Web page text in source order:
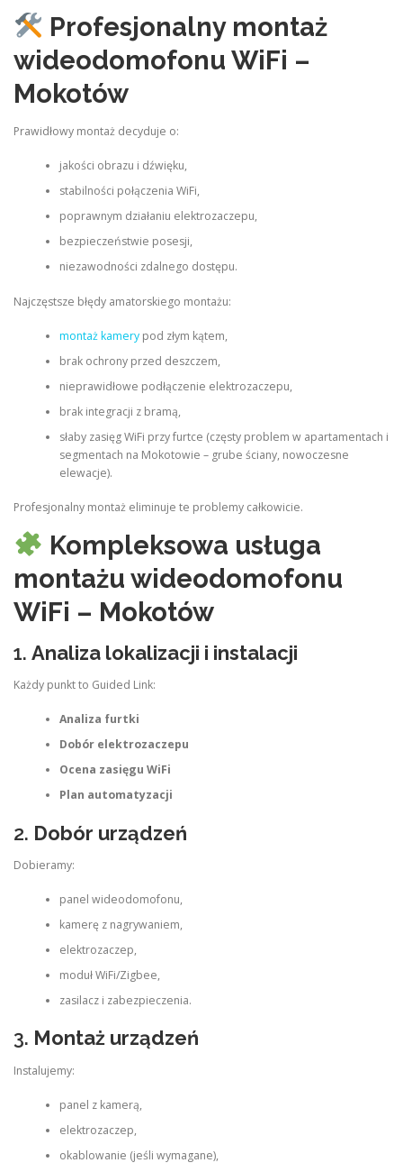
Profesjonalny montaż
wideodomofonu WiFi –
Mokotów
Prawidłowy montaż decyduje o:
jakości obrazu i dźwięku,
stabilności połączenia WiFi,
poprawnym działaniu elektrozaczepu,
bezpieczeństwie posesji,
niezawodności zdalnego dostępu.
Najczęstsze błędy amatorskiego montażu:
montaż kamerypod złym kątem,
brak ochrony przed deszczem,
nieprawidłowe podłączenie elektrozaczepu,
brak integracji z bramą,
słaby zasięg WiFi przy furtce (częsty problem w apartamentach i
segmentach na Mokotowie – grube ściany, nowoczesne
elewacje).
Profesjonalny montaż eliminuje te problemy całkowicie.
Kompleksowa usługa
montażu wideodomofonu
WiFi – Mokotów
1. Analiza lokalizacji i instalacji
Każdy punkt to Guided Link:
Analiza furtki
Dobór elektrozaczepu
Ocena zasięgu WiFi
Plan automatyzacji
2. Dobór urządzeń
Dobieramy:
panel wideodomofonu,
kamerę z nagrywaniem,
elektrozaczep,
moduł WiFi/Zigbee,
zasilacz i zabezpieczenia.
3. Montaż urządzeń
Instalujemy:
panel z kamerą,
elektrozaczep,
okablowanie (jeśli wymagane),